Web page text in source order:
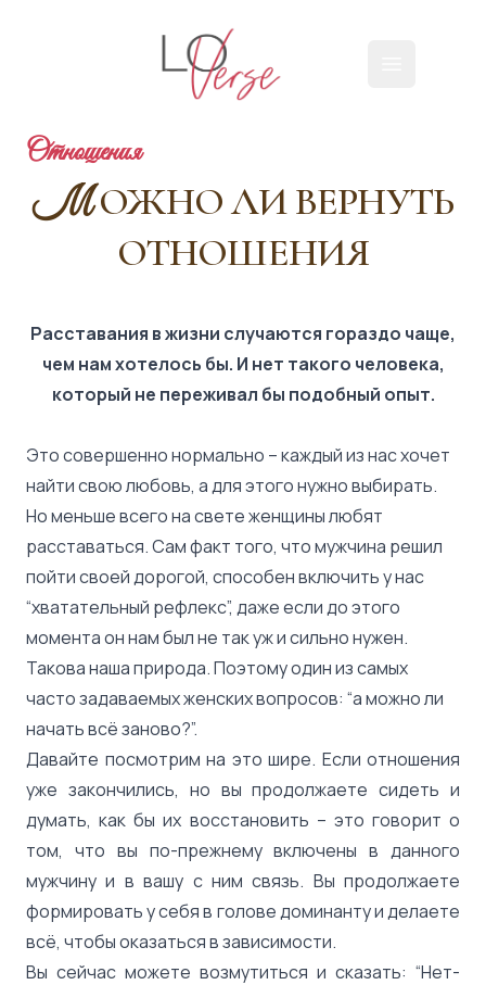
Loverse
Отношения
М ОЖНО ЛИ ВЕРНУТЬ
ОТНОШЕНИЯ
Расставания в жизни случаются гораздо чаще,
чем нам хотелось бы. И нет такого человека,
который не переживал бы подобный опыт.
Это совершенно нормально – каждый из нас хочет
найти свою любовь, а для этого нужно выбирать.
Но меньше всего на свете женщины любят
расставаться. Сам факт того, что мужчина решил
пойти своей дорогой, способен включить у нас
“хватательный рефлекс”, даже если до этого
момента он нам был не так уж и сильно нужен.
Такова наша природа. Поэтому один из самых
часто задаваемых женских вопросов: “а можно ли
начать всё заново?”.
Давайте посмотрим на это шире. Если отношения
уже закончились, но вы продолжаете сидеть и
думать, как бы их восстановить – это говорит о
том, что вы по-прежнему включены в данного
мужчину и в вашу с ним связь. Вы продолжаете
формировать у себя в голове доминанту и делаете
всё, чтобы оказаться в зависимости.
Вы сейчас можете возмутиться и сказать: “Нет-